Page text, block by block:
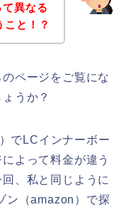
異なる
こと！？
ページをご覧にな
うか？
でLCインナーボー
よって料金が違う
、私と同じように
ン（amazon）で探